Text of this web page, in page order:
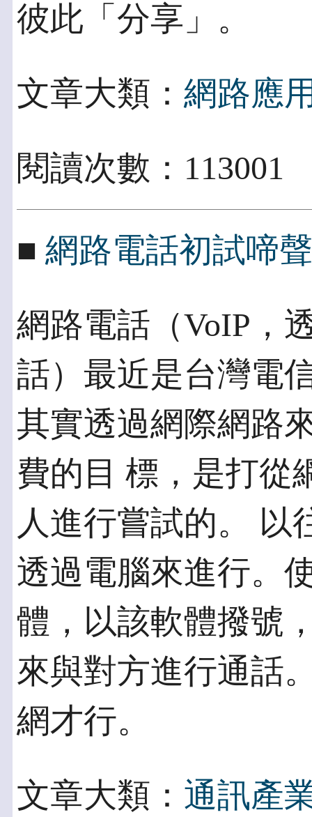
彼此「分享」。
文章大類： 網路應
閱讀次數：
■ 網路電話初試啼聲
網路電話（VoIP，
話）最近是台灣電
其實透過網際網路
費的目 標，是打從
人進行嘗試的。 以
透過電腦來進行。
體，以該軟體撥號
來與對方進行通話
網才行。
文章大類： 通訊產